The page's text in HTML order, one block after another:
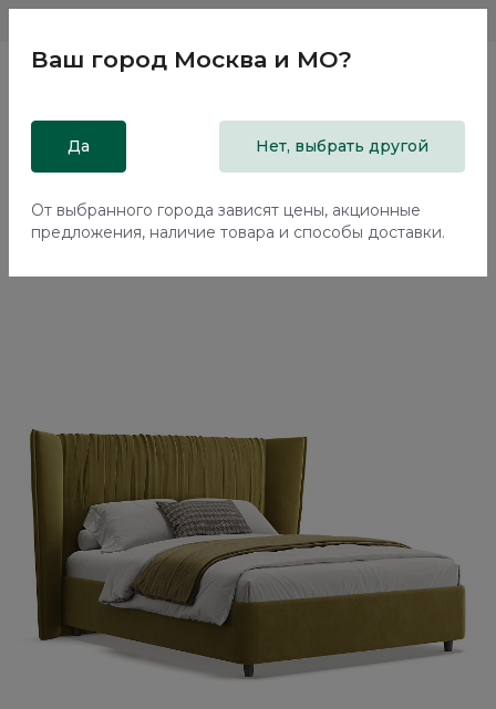
Главная
Кровати
Двуспальная кровать с подъемным механизмом Плиссе /
Ваш город Москва и МО?
Да Нет, выбрать другой
От выбранного города зависят цены, акционные
предложения, наличие товара и способы доставки.